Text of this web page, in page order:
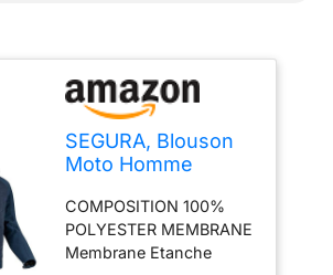
SEGURA, Blouson
Moto Homme
COMPOSITION 100%
POLYESTER MEMBRANE
Membrane Etanche